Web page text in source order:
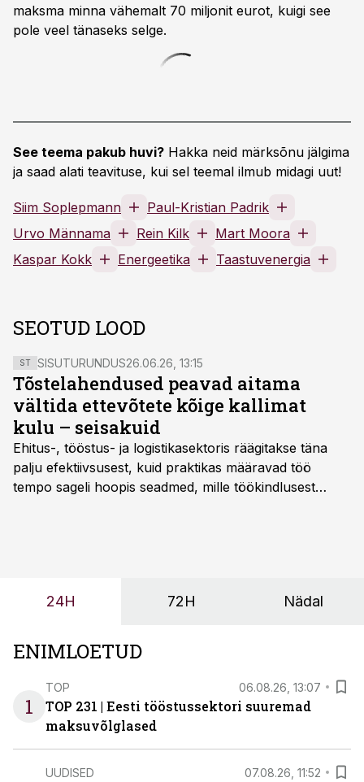
maksma minna vähemalt 70 miljonit eurot, kuigi see
pole veel tänaseks selge.
See teema pakub huvi? Hakka neid märksõnu jälgima
ja saad alati teavituse, kui sel teemal ilmub midagi uut!
Siim Soplepmann
Paul-Kristian Padrik
Urvo Männama
Rein Kilk
Mart Moora
Kaspar Kokk
Energeetika Taastuvenergia
SEOTUD LOOD
ST SISUTURUNDUS26.06.26, 13:15
Tõstelahendused peavad aitama
vältida ettevõtete kõige kallimat
kulu – seisakuid
Ehitus-, tööstus- ja logistikasektoris räägitakse täna
palju efektiivsusest, kuid praktikas määravad töö
tempo sageli hoopis seadmed, mille töökindlusest
24H 72H Nädal
ENIMLOETUD
1
TOP 06.08.26, 13:07
TOP 231 | Eesti tööstussektori suuremad
maksuvõlglased
UUDISED 07.08.26, 11:52